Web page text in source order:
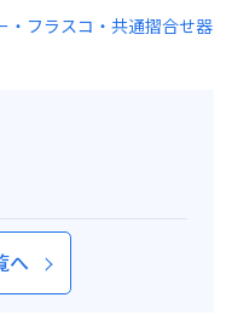
・フラスコ・共通摺合せ器
へ